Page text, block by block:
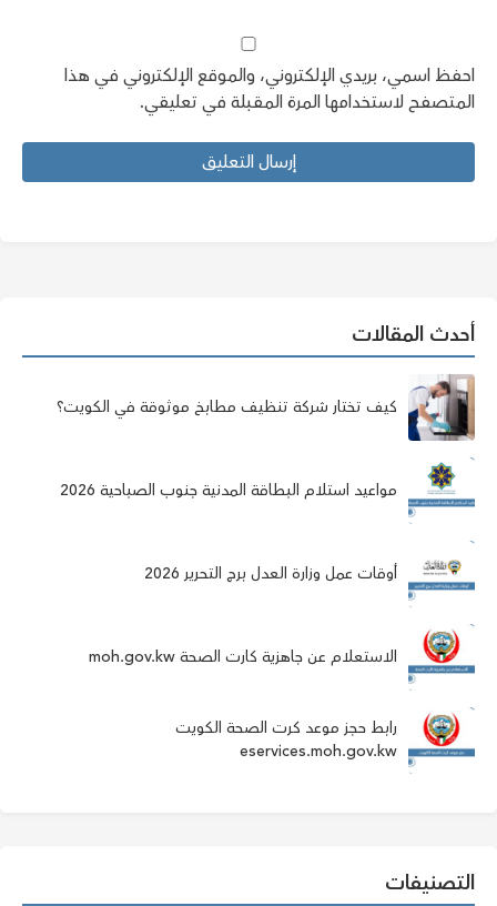
احفظ اسمي، بريدي الإلكتروني، والموقع الإلكتروني في هذا
المتصفح لاستخدامها المرة المقبلة في تعليقي.
أحدث المقالات
كيف تختار شركة تنظيف مطابخ موثوقة في الكويت؟
مواعيد استلام البطاقة المدنية جنوب الصباحية 2026
أوقات عمل وزارة العدل برج التحرير 2026
الاستعلام عن جاهزية كارت الصحة moh.gov.kw
رابط حجز موعد كرت الصحة الكويت
eservices.moh.gov.kw
التصنيفات